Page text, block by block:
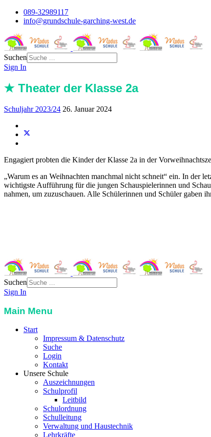
089-32989117
info@grundschule-garching-west.de
Suchen
Sign In
★ Theater der Klasse 2a
Schuljahr 2023/24 26. Januar 2024
Engagiert probten die Kinder der Klasse 2a in der
„Warum es an Weihnachten manchmal nicht schneit“ ein. In der
wichtigste Aufführung für die jungen Schauspielerinnen und
nahmen, um zuzuschauen. Alle Schülerinnen und Schüler gaben
Suchen
Sign In
Main Menu
Start
Impressum & Datenschutz
Suche
Login
Kontakt
Unsere Schule
Auszeichnungen
Schulprofil
Leitbild
Schulordnung
Schulleitung
Verwaltung und Haustechnik
Lehrkräfte